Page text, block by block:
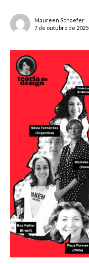
Maureen Schaefer
7 de outubro de 2025